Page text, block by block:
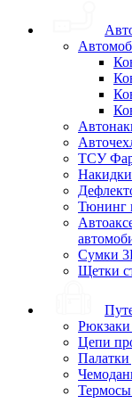
ТСУ
Тюнинг
Сумки
Щетки
Цепи